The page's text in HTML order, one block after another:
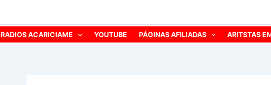
RADIOS ACARICIAME YOUTUBE PÁGINAS AFILIADAS ARITSTAS